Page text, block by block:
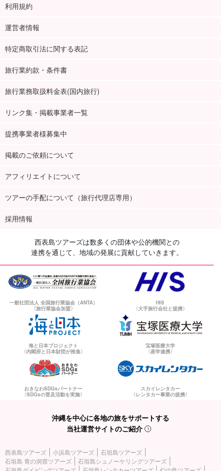
利用規約
運営者情報
特定商取引法に関する表記
旅行業約款・条件書
旅行業務取扱料金表(国内旅行)
リンク集・掲載事業者一覧
提携事業者様募集中
掲載のご依頼について
アフィリエイトについて
ツアーの手配について（旅行代理店専用）
採用情報
西表島ツアーズは数多くの団体や公的機関との
連携を通じて、地域の発展に貢献していきます。
一般社団法人 全国旅行業協会（ANTA）
〈旅行業協会加盟〉
HIS
〈大手旅行会社と提携〉
海と日本プロジェクト
〈内閣府と日本財団が推進〉
宝塚医療大学
〈産学連携〉
おきなわSDGsパートナー
〈SDGsの普及活動を実施〉
スカイレンタカー
〈レンタカー事業の提携〉
沖縄を中心に各地の旅をサポートする
当社運営サイトのご紹介
西表島ツアーズ 小浜島ツアーズ
石垣島ツアーズ
石垣島 青の洞窟ツアーズ
石垣島シュノーケリングツアーズ